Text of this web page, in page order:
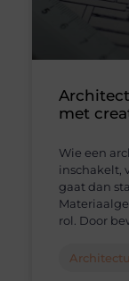
met
Wie een
inschakelt,
gaat dan
rol. Door